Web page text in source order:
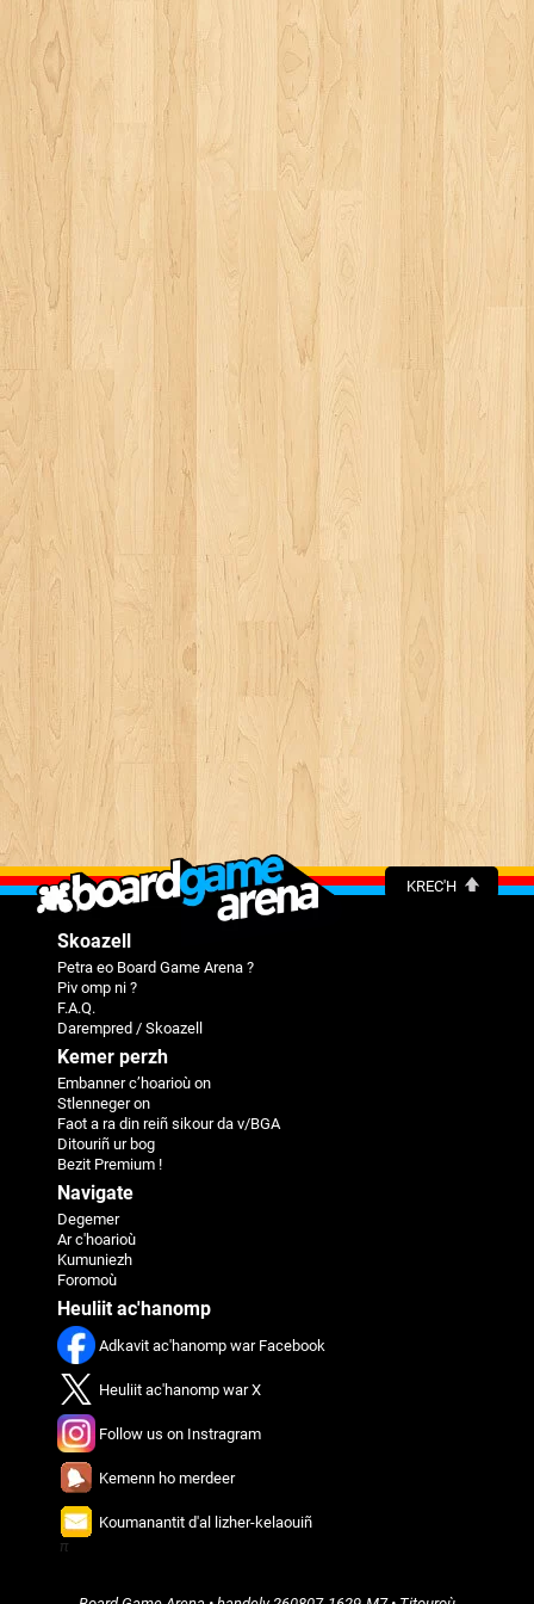
KREC'H
Skoazell
Petra eo Board Game Arena ?
Piv omp ni ?
F.A.Q.
Darempred / Skoazell
Kemer perzh
Embanner c’hoarioù on
Stlenneger on
Faot a ra din reiñ sikour da v/BGA
Ditouriñ ur bog
Bezit Premium !
Navigate
Degemer
Ar c'hoarioù
Kumuniezh
Foromoù
Heuliit ac'hanomp
Adkavit ac'hanomp war Facebook
Heuliit ac'hanomp war X
Follow us on Instragram
Kemenn ho merdeer
Koumanantit d'al lizher-kelaouiñ
π